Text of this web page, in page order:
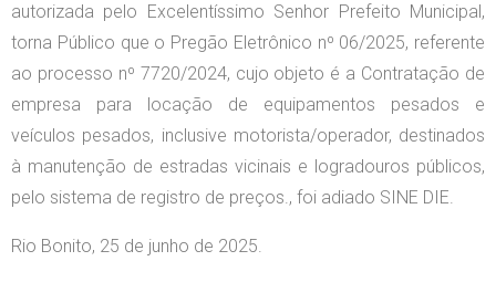
autorizada pelo Excelentíssimo Senhor Prefeito Municipal,
torna Público que o Pregão Eletrônico nº 06/2025, referente
ao processo nº 7720/2024, cujo objeto é a Contratação de
empresa para locação de equipamentos pesados e
veículos pesados, inclusive motorista/operador, destinados
à manutenção de estradas vicinais e logradouros públicos,
pelo sistema de registro de preços., foi adiado SINE DIE.
Rio Bonito, 25 de junho de 2025.